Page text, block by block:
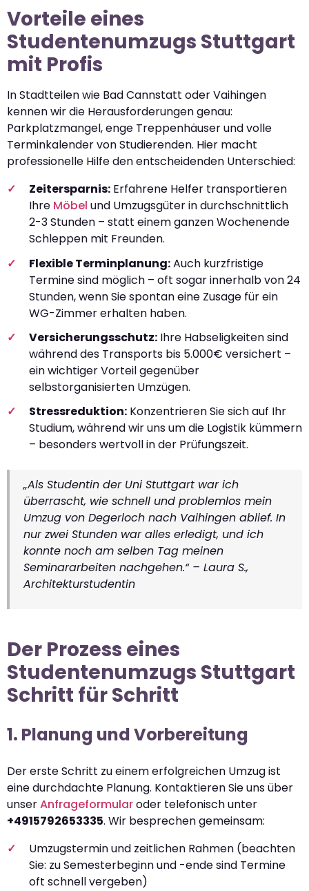
Vorteile eines
Studentenumzugs Stuttgart
mit Profis
In Stadtteilen wie Bad Cannstatt oder Vaihingen
kennen wir die Herausforderungen genau:
Parkplatzmangel, enge Treppenhäuser und volle
Terminkalender von Studierenden. Hier macht
professionelle Hilfe den entscheidenden Unterschied:
Zeitersparnis: Erfahrene Helfer transportieren
Ihre Möbel und Umzugsgüter in durchschnittlich
2-3 Stunden – statt einem ganzen Wochenende
Schleppen mit Freunden.
Flexible Terminplanung:Auch kurzfristige
Termine sind möglich – oft sogar innerhalb von 24
Stunden, wenn Sie spontan eine Zusage für ein
WG-Zimmer erhalten haben.
Versicherungsschutz: Ihre Habseligkeiten sind
während des Transports bis 5.000€ versichert –
ein wichtiger Vorteil gegenüber
selbstorganisierten Umzügen.
Stressreduktion: Konzentrieren Sie sich auf Ihr
Studium, während wir uns um die Logistik kümmern
– besonders wertvoll in der Prüfungszeit.
„Als Studentin der Uni Stuttgart war ich
überrascht, wie schnell und problemlos mein
Umzug von Degerloch nach Vaihingen ablief. In
nur zwei Stunden war alles erledigt, und ich
konnte noch am selben Tag meinen
Seminararbeiten nachgehen.“ – Laura S.,
Architekturstudentin
Der Prozess eines
Studentenumzugs Stuttgart
Schritt für Schritt
1. Planung und Vorbereitung
Der erste Schritt zu einem erfolgreichen Umzug ist
eine durchdachte Planung. Kontaktieren Sie uns über
unserAnfrageformularoder telefonisch unter
+4915792653335. Wir besprechen gemeinsam:
Umzugstermin und zeitlichen Rahmen (beachten
Sie: zu Semesterbeginn und -ende sind Termine
oft schnell vergeben)